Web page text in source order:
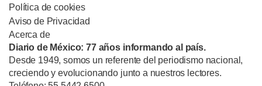
Política de cookies
Aviso de Privacidad
Acerca de
Diario de México: 77 años informando al país.
Desde 1949, somos un referente del periodismo nacional,
creciendo y evolucionando junto a nuestros lectores.